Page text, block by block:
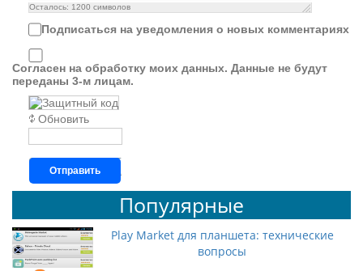
Осталось: 1200 символов
Подписаться на уведомления о новых комментариях
Согласен на обработку моих данных. Данные не будут
переданы 3-м лицам.
Обновить
Отправить
Популярные
Play Market для планшета: технические
вопросы